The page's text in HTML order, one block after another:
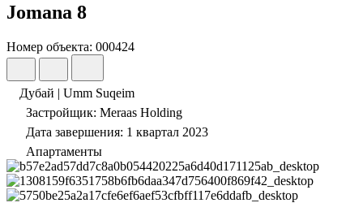
Jomana 8
Номер объекта: 000424
Дубай | Umm Suqeim
Застройщик: Meraas Holding
Дата завершения: 1 квартал 2023
Апартаменты